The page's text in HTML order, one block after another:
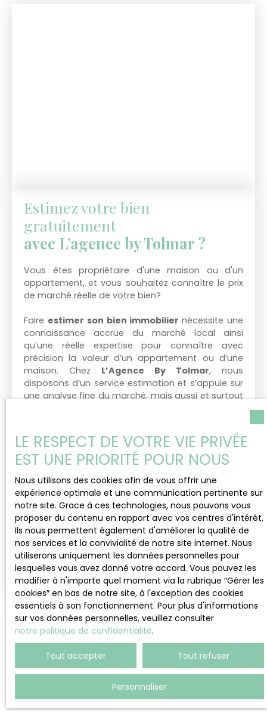
Estimez votre bien
gratuitement
avec L’agence by Tolmar ?
Vous êtes propriétaire d'une maison ou d'un
appartement, et vous souhaitez connaître le prix
de marché réelle de votre bien?
Faire estimer son bien immobiliernécessite une
connaissance accrue du marché local ainsi
qu’une réelle expertise pour connaître avec
précision la valeur d’un appartement ou d’une
maison. Chez L’Agence By Tolmar, nous
disposons d’un service estimation et s’appuie sur
une analyse fine du marché, mais aussi et surtout
Ainsi, nous représentons le partenaire idéal si
vous disposez d’un projet que vous souhaitez
marché local.
Adresse de votre bien
Estimer mon bien
LE RESPECT DE VOTRE VIE PRIVÉE
EST UNE PRIORITÉ POUR NOUS
Nous utilisons des cookies afin de vous offrir une
expérience optimale et une communication pertinente sur
notre site. Grace à ces technologies, nous pouvons vous
proposer du contenu en rapport avec vos centres d'intérêt.
Ils nous permettent également d'améliorer la qualité de
nos services et la convivialité de notre site internet. Nous
utiliserons uniquement les données personnelles pour
lesquelles vous avez donné votre accord. Vous pouvez les
modifier à n'importe quel moment via la rubrique ″Gérer les
cookies″ en bas de notre site, à l'exception des cookies
essentiels à son fonctionnement. Pour plus d'informations
sur vos données personnelles, veuillez consulter
notre politique de confidentialité.
Tout accepter Tout refuser
Personnaliser